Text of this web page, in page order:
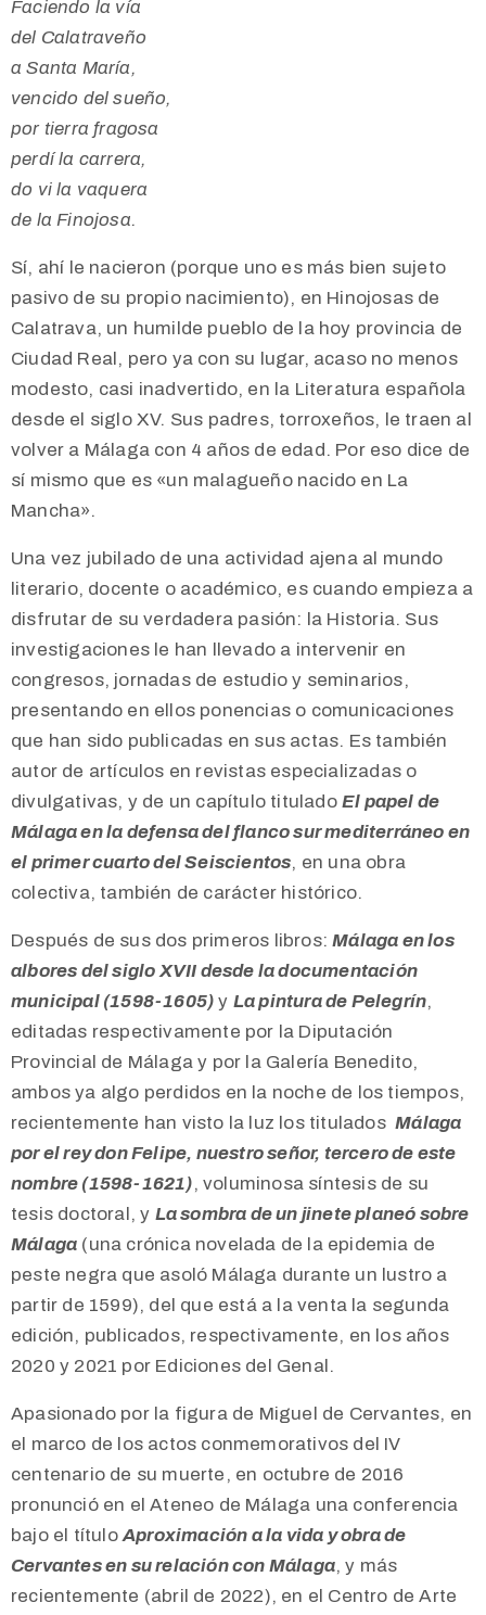
Faciendo la vía
del Calatraveño
a Santa María,
vencido del sueño,
por tierra fragosa
perdí la carrera,
do vi la vaquera
de la Finojosa.
Sí, ahí le nacieron (porque uno es más bien sujeto
pasivo de su propio nacimiento), en Hinojosas de
Calatrava, un humilde pueblo de la hoy provincia de
Ciudad Real, pero ya con su lugar, acaso no menos
modesto, casi inadvertido, en la Literatura española
desde el siglo XV. Sus padres, torroxeños, le traen al
volver a Málaga con 4 años de edad. Por eso dice de
sí mismo que es «un malagueño nacido en La
Mancha».
Una vez jubilado de una actividad ajena al mundo
literario, docente o académico, es cuando empieza a
disfrutar de su verdadera pasión: la Historia. Sus
investigaciones le han llevado a intervenir en
congresos, jornadas de estudio y seminarios,
presentando en ellos ponencias o comunicaciones
que han sido publicadas en sus actas. Es también
autor de artículos en revistas especializadas o
divulgativas, y de un capítulo titulado El papel de
Málaga en la defensa del flanco sur mediterráneo en
el primer cuarto del Seiscientos, en una obra
colectiva, también de carácter histórico.
Después de sus dos primeros libros:Málaga en los
albores del siglo XVII desde la documentación
municipal (1598-1605) y La pintura de Pelegrín,
editadas respectivamente por la Diputación
Provincial de Málaga y por la Galería Benedito,
ambos ya algo perdidos en la noche de los tiempos,
recientemente han visto la luz los tituladosMálaga
por el rey don Felipe, nuestro señor, tercero de este
nombre (1598-1621), voluminosa síntesis de su
tesis doctoral, y La sombra de un jinete planeó sobre
Málaga (una crónica novelada de la epidemia de
peste negra que asoló Málaga durante un lustro a
partir de 1599), del que está a la venta la segunda
edición, publicados, respectivamente, en los años
2020 y 2021 por Ediciones del Genal.
Apasionado por la figura de Miguel de Cervantes, en
el marco de los actos conmemorativos del IV
centenario de su muerte, en octubre de 2016
pronunció en el Ateneo de Málaga una conferencia
bajo el títuloAproximación a la vida y obra de
Cervantes en su relación con Málaga, y más
recientemente (abril de 2022), en el Centro de Arte